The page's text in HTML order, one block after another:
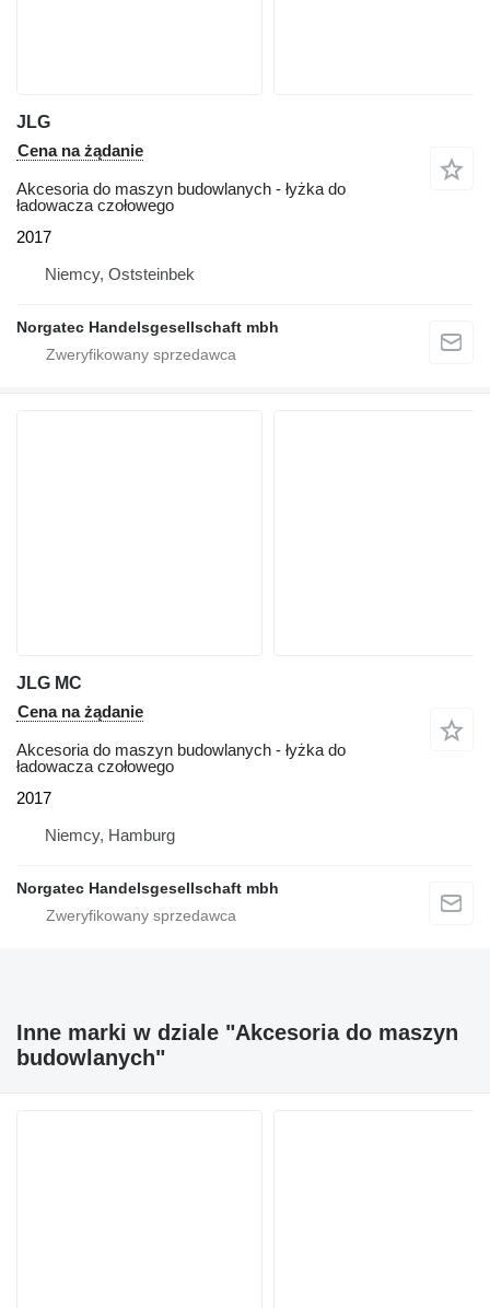
JLG
Cena na żądanie
Akcesoria do maszyn budowlanych - łyżka do
ładowacza czołowego
2017
Niemcy, Oststeinbek
Norgatec Handelsgesellschaft mbh
JLG MC
Cena na żądanie
Akcesoria do maszyn budowlanych - łyżka do
ładowacza czołowego
2017
Niemcy, Hamburg
Norgatec Handelsgesellschaft mbh
Inne marki w dziale "Akcesoria do maszyn
budowlanych"